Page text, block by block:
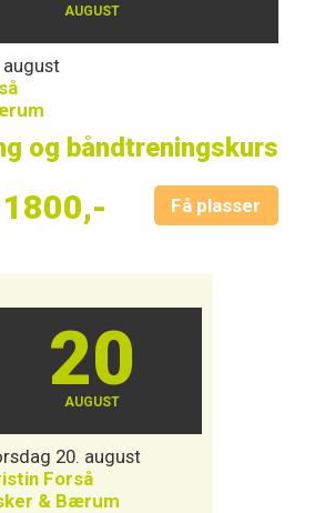
AUGUST
og båndtreningskurs
1800,- Få plasser
20
AUGUST
20. august
Forså
& Bærum